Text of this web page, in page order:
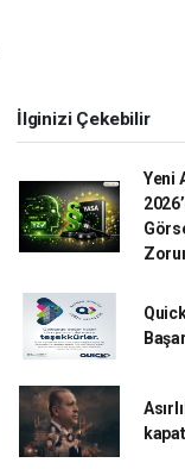
İlginizi Çekebilir
Yeni